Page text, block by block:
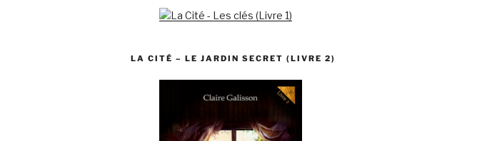
LA CITÉ – LE JARDIN SECRET (LIVRE 2)